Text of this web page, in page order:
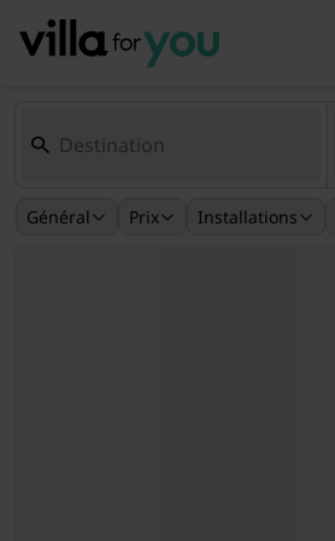
Général Prix Installations